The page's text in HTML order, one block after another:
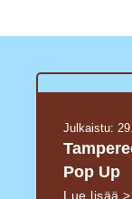
Julkaistu:
Pop Up
Lue lisää